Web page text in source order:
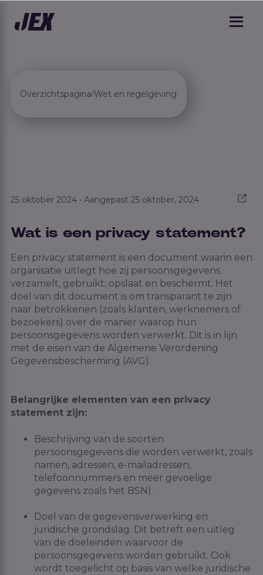
Overzichtspagina/Wet en regelgeving
25 oktober 2024 • Aangepast 25 oktober, 2024
Wat is een privacy statement?
Een privacy statement is een document waarin een
organisatie uitlegt hoe zij persoonsgegevens
verzamelt, gebruikt, opslaat en beschermt. Het
doel van dit document is om transparant te zijn
naar betrokkenen (zoals klanten, werknemers of
bezoekers) over de manier waarop hun
persoonsgegevens worden verwerkt. Dit is in lijn
met de eisen van de Algemene Verordening
Gegevensbescherming (AVG).
Belangrijke elementen van een privacy
statement zijn:
Beschrijving van de soorten
persoonsgegevens die worden verwerkt, zoals
namen, adressen, e-mailadressen,
telefoonnummers en meer gevoelige
gegevens zoals het BSN).
Doel van de gegevensverwerking en
juridische grondslag. Dit betreft een uitleg
van de doeleinden waarvoor de
persoonsgegevens worden gebruikt. Ook
wordt toegelicht op basis van welke juridische